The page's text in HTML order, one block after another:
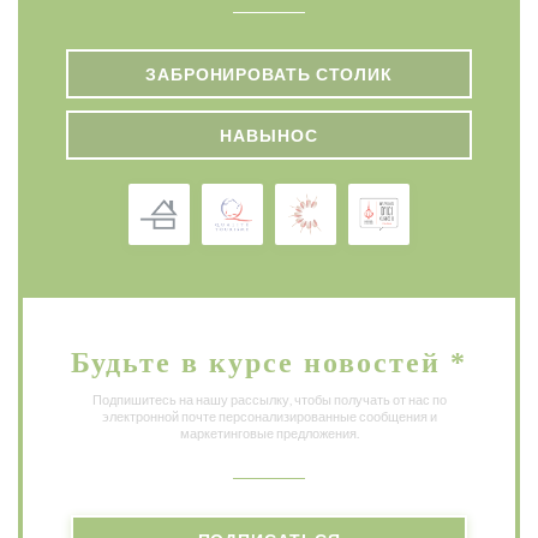
ЗАБРОНИРОВАТЬ СТОЛИК
НАВЫНОС
Будьте в курсе новостей *
Подпишитесь на нашу рассылку, чтобы получать от нас по
электронной почте персонализированные сообщения и
маркетинговые предложения.